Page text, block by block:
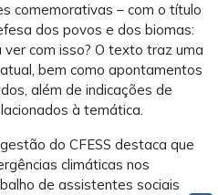
comemorativas – com o título
dos povos e dos biomas:
com isso? O texto traz uma
bem como apontamentos
além de indicações de
à temática.
do CFESS destaca que
climáticas nos
de assistentes sociais